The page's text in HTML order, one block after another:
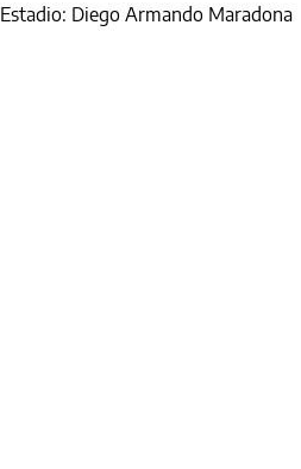
Estadio: Diego Armando Maradona